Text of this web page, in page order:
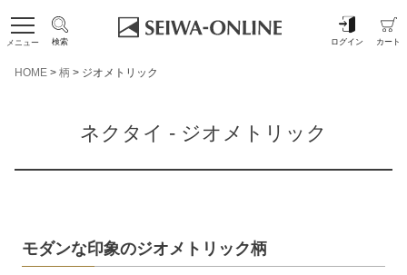
メニュー 検索 ログイン カート
HOME 柄 ジオメトリック
ネクタイ - ジオメトリック
モダンな印象のジオメトリック柄